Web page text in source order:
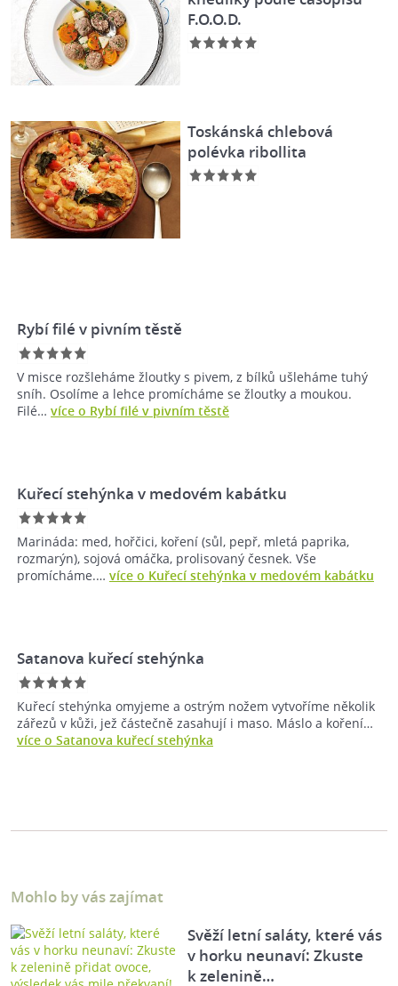
F.O.O.D.
Toskánská chlebová
polévka ribollita
Rybí filé v pivním těstě
V misce rozšleháme žloutky s pivem, z bílků ušleháme tuhý
sníh. Osolíme a lehce promícháme se žloutky a moukou.
Filé… více o Rybí filé v pivním těstě
Kuřecí stehýnka v medovém kabátku
Marináda: med, hořčici, koření (sůl, pepř, mletá paprika,
rozmarýn), sojová omáčka, prolisovaný česnek. Vše
promícháme.… více o Kuřecí stehýnka v medovém kabátku
Satanova kuřecí stehýnka
Kuřecí stehýnka omyjeme a ostrým nožem vytvoříme několik
zářezů v kůži, jež částečně zasahují i maso. Máslo a koření…
více o Satanova kuřecí stehýnka
Mohlo by vás zajímat
Svěží letní saláty, které vás
v horku neunaví: Zkuste
k zelenině…